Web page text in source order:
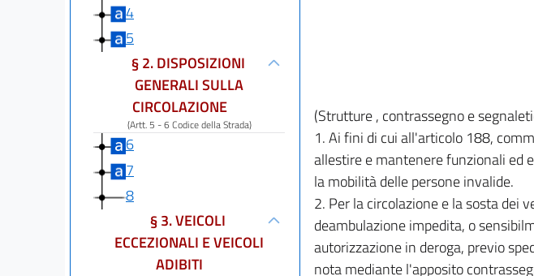
4
5
§ 2. DISPOSIZIONI
GENERALI SULLA
CIRCOLAZIONE
(Artt. 5 - 6 Codice della Strada)
6
7
8
§ 3. VEICOLI
ECCEZIONALI E VEICOLI
ADIBITI
(Strutture , contrassegno e
1. Ai fini di cui all'articolo 188,
allestire e mantenere funzionali ed
la mobilità delle persone invalide.
2. Per la circolazione e la sosta dei
deambulazione impedita, o
autorizzazione in deroga, previo
nota mediante l'apposito